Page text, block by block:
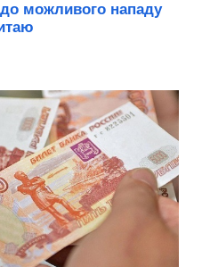
до можливого нападу